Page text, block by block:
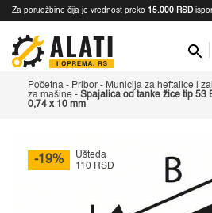
Za porudžbine čija je vrednost preko 15.000 RSD
Početna - Pribor - Municija za heftalice i
za mašine - Spajalica od tanke žice tip 53
0,74 x 10 mm
-19%
Ušteda
110 RSD